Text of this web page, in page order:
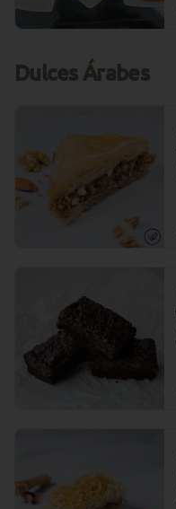
Dulces Árabes